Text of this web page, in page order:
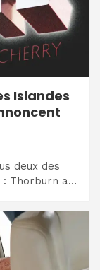
Islandes
deux des
: Thorburn a…